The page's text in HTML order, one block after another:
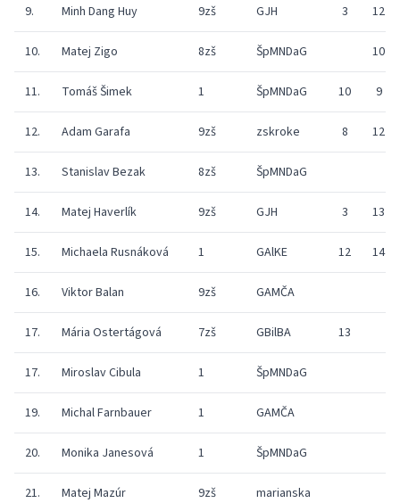
9. Minh Dang Huy 9zš GJH 3 12
10. Matej Zigo 8zš ŠpMNDaG 10
11. Tomáš Šimek 1 ŠpMNDaG 10 9
12. Adam Garafa 9zš zskroke 8 12
13. Stanislav Bezak 8zš ŠpMNDaG
14. Matej Haverlík 9zš GJH 3 13
15. Michaela Rusnáková 1 GAlKE 12 14
16. Viktor Balan 9zš GAMČA
17. Mária Ostertágová 7zš GBilBA 13
17. Miroslav Cibula 1 ŠpMNDaG
19. Michal Farnbauer 1 GAMČA
20. Monika Janesová 1 ŠpMNDaG
21. Matej Mazúr 9zš marianska